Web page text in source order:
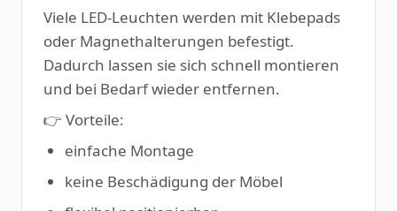
Viele LED-Leuchten werden mit Klebepads
oder Magnethalterungen befestigt.
Dadurch lassen sie sich schnell montieren
und bei Bedarf wieder entfernen.
👉 Vorteile:
einfache Montage
keine Beschädigung der Möbel